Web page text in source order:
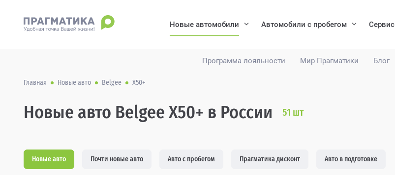
Программа лояльности Мир Прагматики Блог
Новые автомобили Автомобили с пробегом Сервис
Главная Новые авто Belgee X50+
Новые авто Belgee X50+ в России 51 шт
Новые авто Почти новые авто Авто с пробегом Прагматика дисконт Авто в подготовке